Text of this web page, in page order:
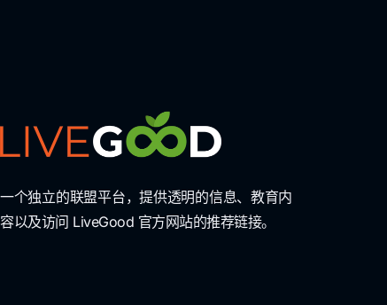
一个独立的联盟平台，提供透明的信息、教育内
容以及访问 LiveGood 官方网站的推荐链接。